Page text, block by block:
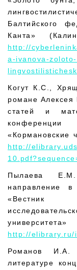
Балтийского
Канта»
http://
a-ivanova-
Когут К.С.,
романе
статей и
конференции
«Кормановские
http://
Пылаева Е.М.
направление
«Вестник
http://elibrary.ru/
Романов И.А.
литературе